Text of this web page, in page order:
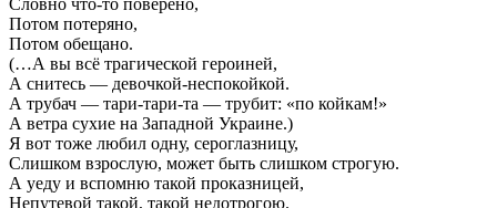
Словно что-то поверено,
Потом потеряно,
Потом обещано.
(…А вы всё трагической героиней,
А снитесь — девочкой-неспокойкой.
А трубач — тари-тари-та — трубит: «по койкам!»
А ветра сухие на Западной Украине.)
Я вот тоже любил одну, сероглазницу,
Слишком взрослую, может быть слишком строгую.
А уеду и вспомню такой проказницей,
Непутевой такой, такой недотрогою.